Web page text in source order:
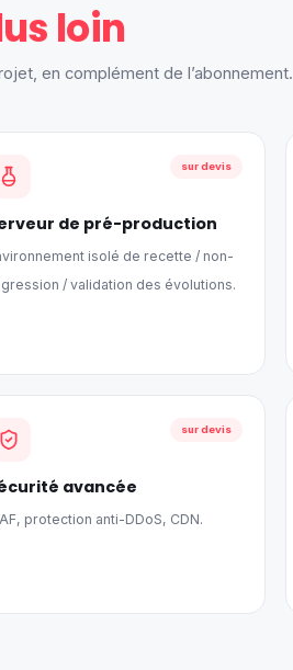
loin
en complément de l’abonnement.
sur devis
de pré-production
isolé de recette / non-
/ validation des évolutions.
sur devis
avancée
protection anti-DDoS, CDN.